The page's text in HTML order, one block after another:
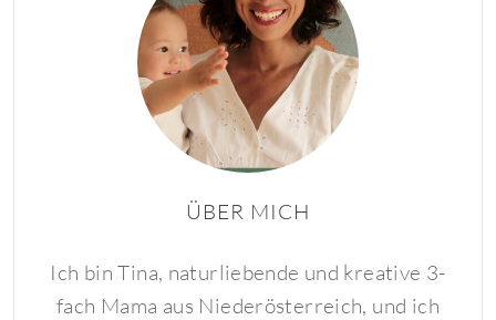
ÜBER MICH
Ich bin Tina, naturliebende und kreative 3-
fach Mama aus Niederösterreich, und ich